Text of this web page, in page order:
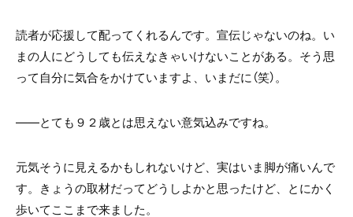
読者が応援して配ってくれるんです。宣伝じゃないのね。い
まの人にどうしても伝えなきゃいけないことがある。そう思
って自分に気合をかけていますよ、いまだに（笑）。
――とても９２歳とは思えない意気込みですね。
元気そうに見えるかもしれないけど、実はいま脚が痛いんで
す。きょうの取材だってどうしよかと思ったけど、とにかく
歩いてここまで来ました。